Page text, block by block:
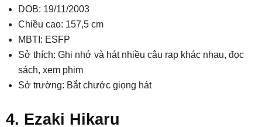
DOB: 19/11/2003
Chiều cao: 157,5 cm
MBTI: ESFP
Sở thích: Ghi nhớ và hát nhiều câu rap khác nhau, đọc
sách, xem phim
Sở trường: Bắt chước giọng hát
4. Ezaki Hikaru